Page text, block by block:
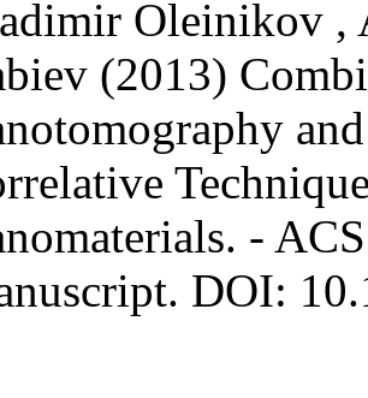
Oleinikov ,
(2013)
-
DOI: